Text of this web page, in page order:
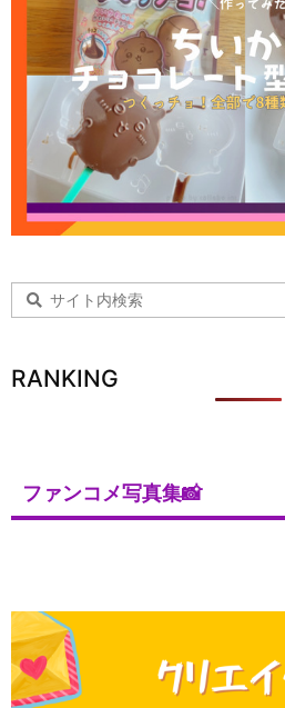
RANKING
ファンコメ写真集📸